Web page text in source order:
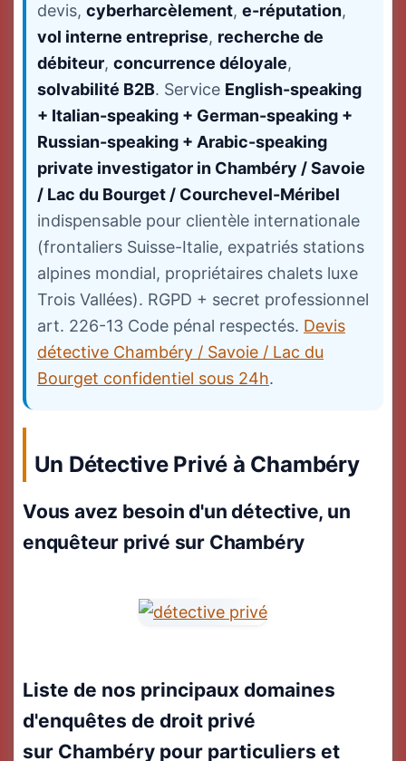
devis, cyberharcèlement, e-réputation,
vol interne entreprise, recherche de
débiteur, concurrence déloyale,
solvabilité B2B. Service English-speaking
+ Italian-speaking + German-speaking +
Russian-speaking + Arabic-speaking
private investigator in Chambéry / Savoie
/ Lac du Bourget / Courchevel-Méribel
indispensable pour clientèle internationale
(frontaliers Suisse-Italie, expatriés stations
alpines mondial, propriétaires chalets luxe
Trois Vallées). RGPD + secret professionnel
art. 226-13 Code pénal respectés. Devis
détective Chambéry / Savoie / Lac du
Bourget confidentiel sous 24h.
Un Détective Privé à Chambéry
Vous avez besoin d'un détective, un
enquêteur privé sur Chambéry
Liste de nos principaux domaines
d'enquêtes de droit privé
sur Chambéry pour particuliers et